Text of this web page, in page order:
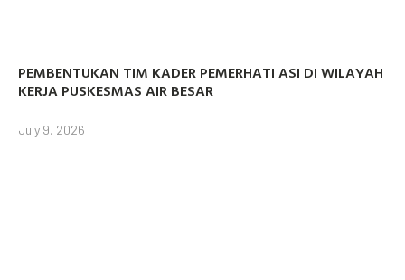
PEMBENTUKAN TIM KADER PEMERHATI ASI DI WILAYAH
KERJA PUSKESMAS AIR BESAR
July 9, 2026